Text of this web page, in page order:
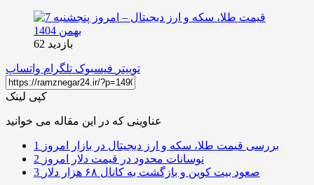
بازدید 62
توییتر فیسبوک تلگرام واتساپ
کپی لینک
عناوینی که در این مقاله می خوانید
1
بررسی قیمت طلا، سکه و ارز دیجیتال در بازار امروز
2 نوسانات محدود در قیمت دلار امروز
3
صعود بیت کوین و بازگشت به کانال ۶۸ هزار دلار